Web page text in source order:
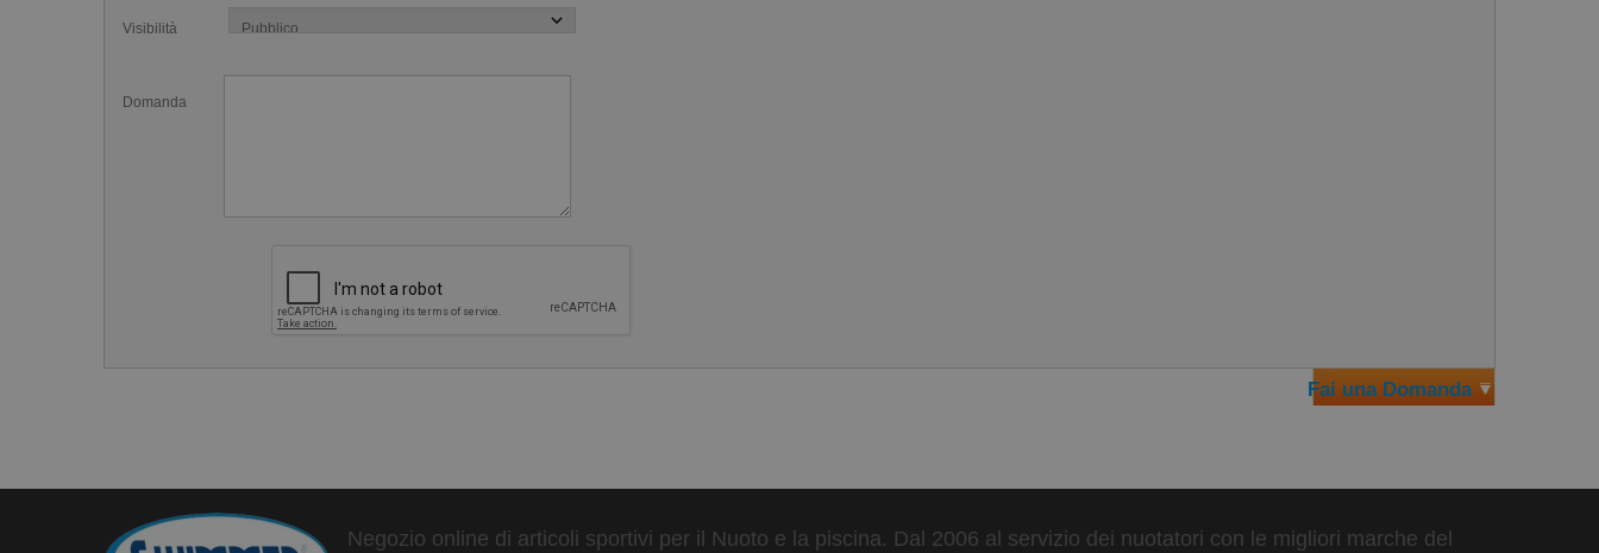
Visibilità
Domanda
Fai una Domanda
Negozio online di articoli sportivi per il Nuoto e la piscina. Dal 2006 al servizio dei nuotatori con le migliori marche del